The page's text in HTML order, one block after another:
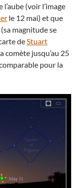
(voir l’image
le 12 mai) et que
magnitude se
deStuart
comète jusqu’au 25
pour la